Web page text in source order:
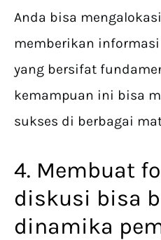
Anda bisa
memberikan
yang bersifat
kemampuan ini bisa
sukses di berbagai
4. Membuat
diskusi bisa
dinamika